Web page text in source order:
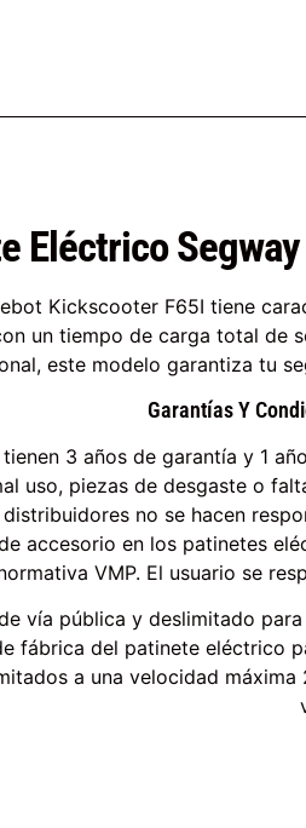
Eléctrico
Kickscooter F65I tiene
un tiempo de carga total
este modelo garantiza tu
Garantías Y
3 años de garantía y 1
uso, piezas de desgaste o
distribuidores no se hacen
accesorio en los patinetes
VMP. El usuario se
vía pública y deslimitado
fábrica del patinete eléctrico
a una velocidad